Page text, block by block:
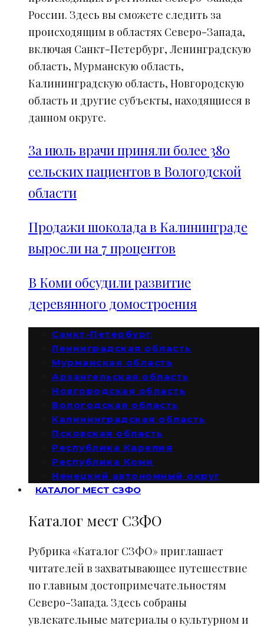
России. Здесь вы сможете следить за
происходящим в областях Северо-Запада,
включая Санкт-Петербург, Ленинградскую
область, Мурманскую область,
Калининградскую область, Новгородскую
область и другие субъекты, находящиеся в
данном округе.
За июль врачи приняли более 380
сельских пациентов в Вологодской
области
Продажи шоколада в Калининграде
выросли на 7 процентов
В Коми обсудили развитие
деревянного домостроения
Санкт-Петербург
Ленинградская область
Мурманская область
Архангельская область
Новгородская область
Вологодская область
Калининградская область
Псковская область
Республика Карелия
Республика Коми
Ненецкий автономный округ
КАТАЛОГ МЕСТ СЗФО
Каталог мест СЗФО
Рубрика «Каталог СЗФО» приглашает
читателей в захватывающее путешествие
по главным достопримечательностям
Северо-Запада. Здесь собраны
увлекательные материалы о культурном и